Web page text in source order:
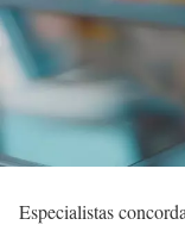
Especialistas